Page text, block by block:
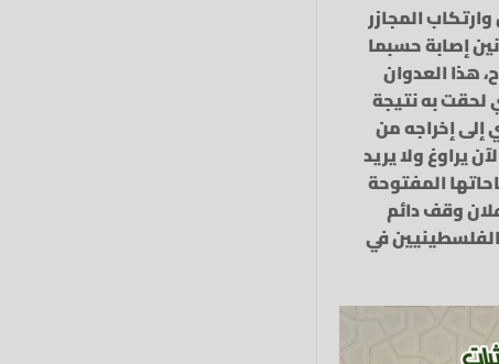
المجازر
إصابة حسبما
هذا العدوان
لحقت به نتيجة
إخراجه من
يراوغ ولا يريد
المفتوحة
وقف دائم
في